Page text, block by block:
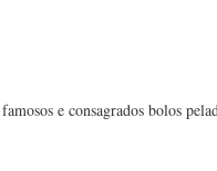
e consagrados bolos